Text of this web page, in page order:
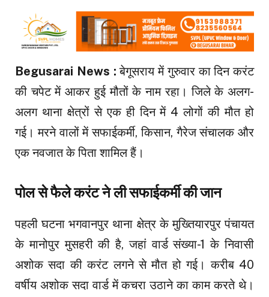
Begusarai News :बेगूसराय में गुरुवार का दिन करंट
की चपेट में आकर हुई मौतों के नाम रहा। जिले के अलग-
अलग थाना क्षेत्रों से एक ही दिन में 4 लोगों की मौत हो
गई। मरने वालों में सफाईकर्मी, किसान, गैरेज संचालक और
एक नवजात के पिता शामिल हैं।
पोल से फैले करंट ने ली सफाईकर्मी की जान
पहली घटना भगवानपुर थाना क्षेत्र के मुख्तियारपुर पंचायत
के मानोपुर मुसहरी की है, जहां वार्ड संख्या-1 के निवासी
अशोक सदा की करंट लगने से मौत हो गई। करीब 40
वर्षीय अशोक सदा वार्ड में कचरा उठाने का काम करते थे।